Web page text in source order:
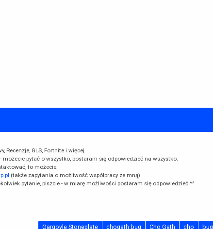
Recenzje, GLS, Fortnite i więcej.
możecie pytać o wszystko, postaram się odpowiedzieć na wszystko.
to możecie:
(także zapytania o możliwość współpracy ze mną)
pytanie, piszcie - w miarę możliwości postaram się odpowiedzieć ^^
bug
cho
Cho Gath
chogath bug
Gargoyle Stoneplate